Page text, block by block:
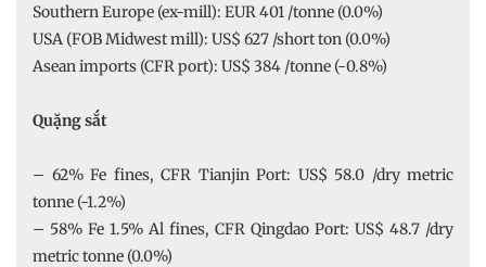
Southern Europe (ex-mill): EUR 401 /tonne (0.0%)
USA (FOB Midwest mill): US$ 627 /short ton (0.0%)
Asean imports (CFR port): US$ 384 /tonne (-0.8%)
Quặng sắt
– 62% Fe fines, CFR Tianjin Port: US$ 58.0 /dry metric
tonne (-1.2%)
– 58% Fe 1.5% Al fines, CFR Qingdao Port: US$ 48.7 /dry
metric tonne (0.0%)